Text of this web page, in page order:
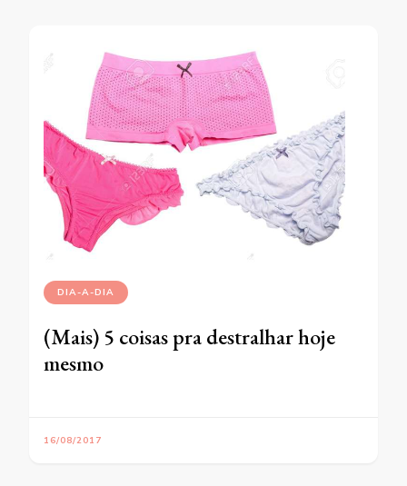
DIA-A-DIA
(Mais) 5 coisas pra destralhar hoje
mesmo
16/08/2017